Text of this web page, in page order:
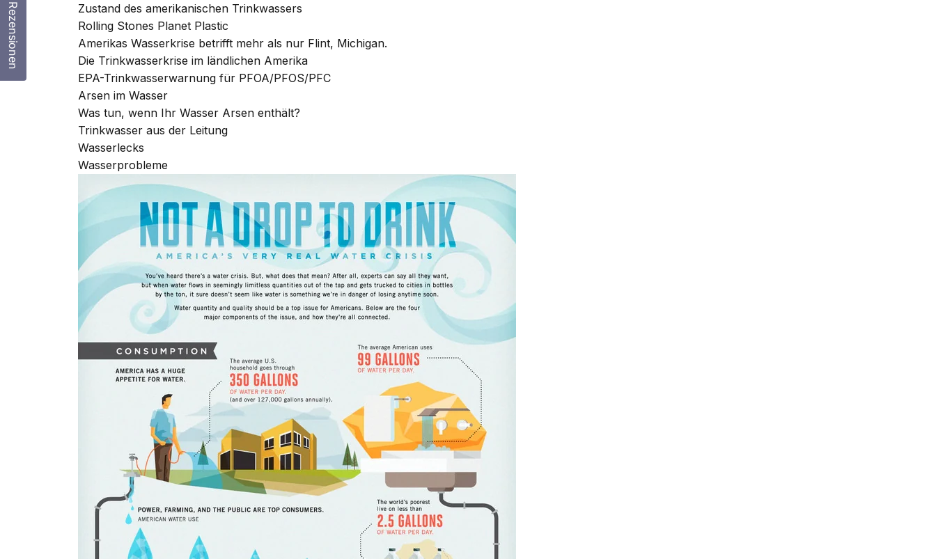
Zustand des amerikanischen Trinkwassers
Rolling Stones Planet Plastic
Amerikas Wasserkrise betrifft mehr als nur Flint, Michigan.
Die Trinkwasserkrise im ländlichen Amerika
EPA-Trinkwasserwarnung für PFOA/PFOS/PFC
Arsen im Wasser
Was tun, wenn Ihr Wasser Arsen enthält?
Trinkwasser aus der Leitung
Wasserlecks
Wasserprobleme
Rezensionen